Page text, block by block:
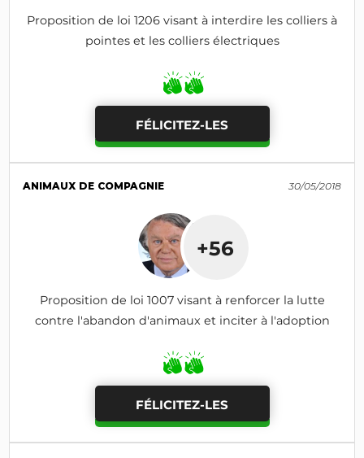
Proposition de loi 1206 visant à interdire les colliers à
pointes et les colliers électriques
FÉLICITEZ-LES
ANIMAUX DE COMPAGNIE 30/05/2018
+56
Proposition de loi 1007 visant à renforcer la lutte
contre l'abandon d'animaux et inciter à l'adoption
FÉLICITEZ-LES